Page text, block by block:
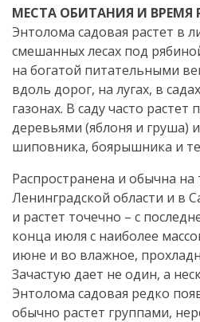
МЕСТА ОБИТАНИЯ И ВРЕМЯ
Энтолома садовая растет в
смешанных лесах под
на богатой питательными
вдоль дорог, на лугах, в
газонах. В саду часто
деревьями (яблоня и груша)
шиповника, боярышника и
Распространена и обычна
Ленинградской области и в
и растет точечно – с
конца июля с наиболее
июне и во влажное,
Зачастую дает не один, а
Энтолома садовая редко
обычно растет группами,